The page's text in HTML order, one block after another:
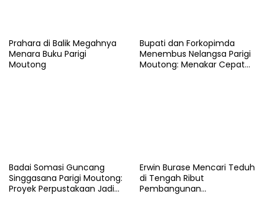
Prahara di Balik Megahnya
Menara Buku Parigi
Moutong
​Bupati dan Forkopimda
Menembus Nelangsa Parigi
Moutong: Menakar Cepat
Badai Somasi Guncang
Singgasana Parigi Moutong:
Proyek Perpustakaan Jadi
Erwin Burase Mencari Teduh
di Tengah Ribut
Pembangunan